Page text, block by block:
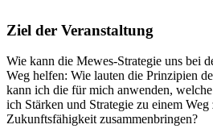
Ziel der Veranstaltung
Wie kann die Mewes-Strategie uns bei
Weg helfen: Wie lauten die Prinzipien
kann ich die für mich anwenden,
ich Stärken und Strategie zu einem Weg
Zukunftsfähigkeit zusammenbringen?